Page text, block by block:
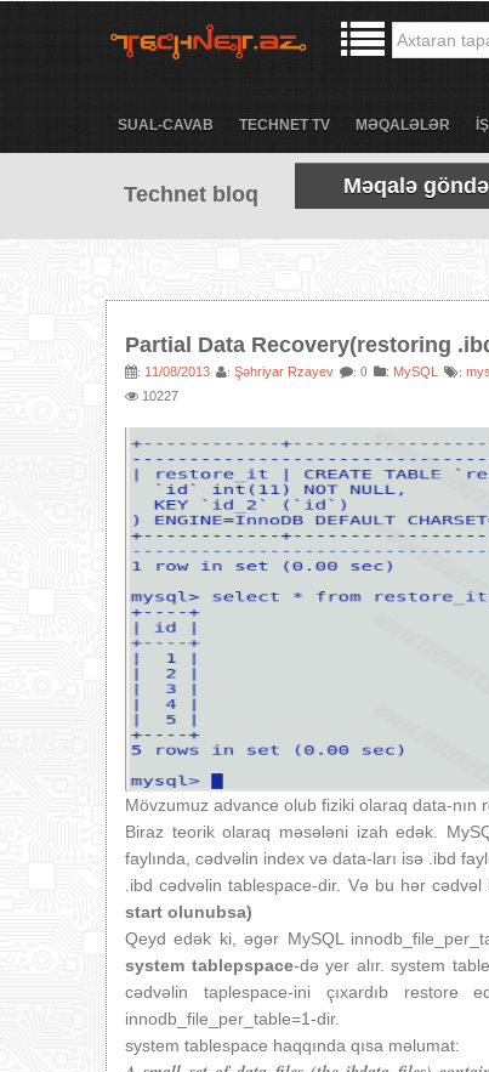
SUAL-CAVAB TECHNET TV MƏQALƏLƏR
Technet bloq Məqalə
Partial Data Recovery(restoring
: 11/08/2013 : Şəhriyar Rzayev : 0 : MySQL :
10227
Mövzumuz advance olub fiziki olaraq data-nın
Biraz teorik olaraq məsələni izah edək.
faylında, cədvəlin index və data-ları isə .ibd
.ibd cədvəlin tablespace-dir. Və bu hər cədvəl
start olunubsa)
Qeyd edək ki, əgər MySQL
system tablepspace-də yer alır. system
cədvəlin taplespace-ini çıxardıb
innodb_file_per_table=1-dir.
system tablespace haqqında qısa məlumat: